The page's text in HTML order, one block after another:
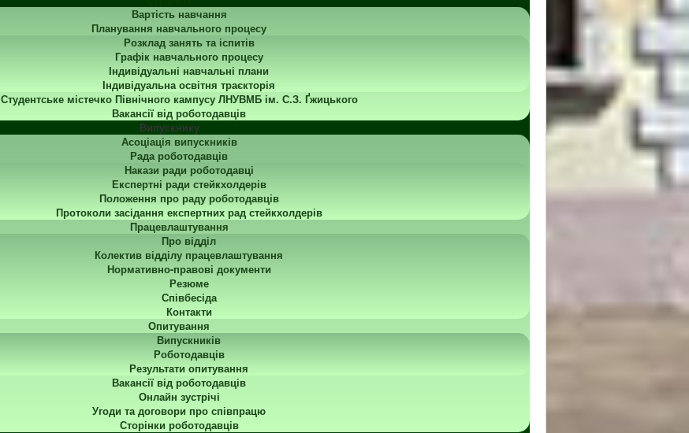
Вартість навчання
Планування навчального процесу
Розклад занять та іспитів
Графік навчального процесу
Індивідуальні навчальні плани
Індивідуальна освітня траєкторія
Студентське містечко Північного кампусу ЛНУВМБ ім. С.З. Ґжицького
Вакансії від роботодавців
Випускнику
Асоціація випускників
Рада роботодавців
Накази ради роботодавці
Експертні ради стейкхолдерів
Положення про раду роботодавців
Протоколи засідання експертних рад стейкхолдерів
Працевлаштування
Про відділ
Колектив відділу працевлаштування
Нормативно-правові документи
Резюме
Співбесіда
Контакти
Опитування
Випускників
Роботодавців
Результати опитування
Вакансії від роботодавців
Онлайн зустрічі
Угоди та договори про співпрацю
Сторінки роботодавців